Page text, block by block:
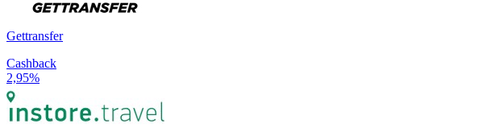
Gettransfer
Cashback
2,95%